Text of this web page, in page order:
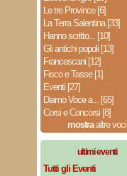
Le tre Province [6]
La Terra Salentina [33]
Hanno scritto... [10]
Gli antichi popoli [13]
Francescani [12]
Fisco e Tasse [1]
Eventi [27]
Diamo Voce a... [65]
Corsi e Concorsi [8]
mostraaltre voci
ultimi eventi
Tutti gli Eventi